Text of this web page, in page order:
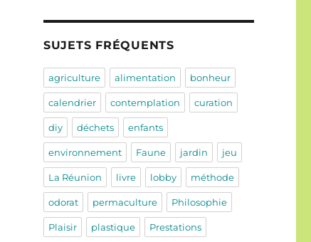
SUJETS FRÉQUENTS
agriculture alimentation bonheur
calendrier contemplation curation
diy déchets enfants
environnement Faune jardin jeu
La Réunion livre lobby méthode
odorat permaculture Philosophie
Plaisir plastique Prestations